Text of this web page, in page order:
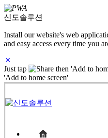
신도솔루션
Install our website's web
and easy access every time you
Just tap then 'Add to
'Add to home screen'